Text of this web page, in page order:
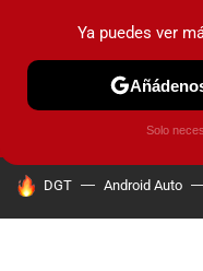
PRUEBAS COCHES
HOY SE HABLA DE
DGT Android Auto
Ya puedes ver
Solo